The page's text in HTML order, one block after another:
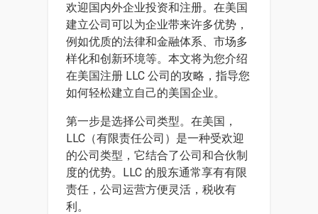
欢迎国内外企业投资和注册。在美国
建立公司可以为企业带来许多优势，
例如优质的法律和金融体系、市场多
样化和创新环境等。本文将为您介绍
在美国注册 LLC 公司的攻略，指导您
如何轻松建立自己的美国企业。
第一步是选择公司类型。在美国，
LLC（有限责任公司）是一种受欢迎
的公司类型，它结合了公司和合伙制
度的优势。LLC 的股东通常享有有限
责任，公司运营方便灵活，税收有
利。